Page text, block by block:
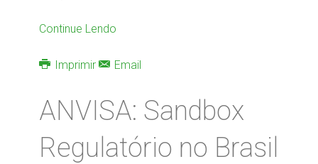
Continue Lendo
Imprimir Email
ANVISA: Sandbox
Regulatório no Brasil